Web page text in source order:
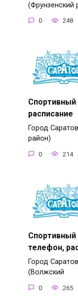
(Фрунзенский
0 248
расписание
Город
район)
0 214
телефон,
Город
(Волжский
0 265